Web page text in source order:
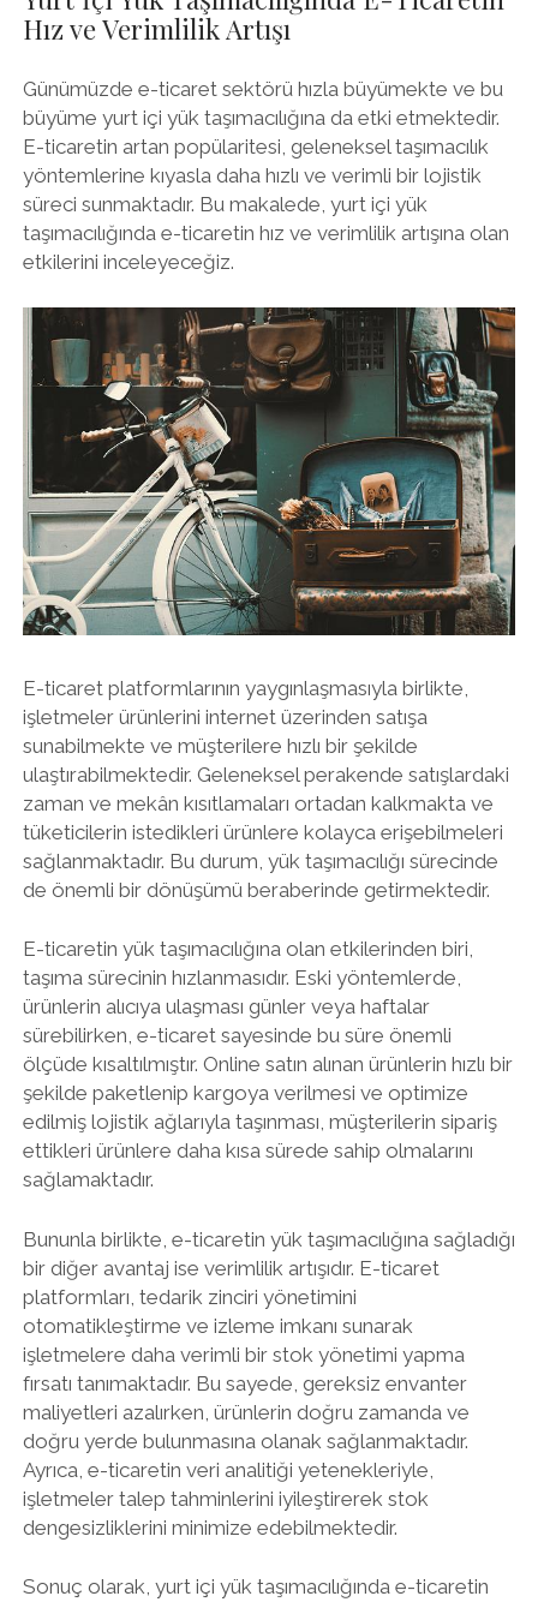
Hız ve Verimlilik Artışı
Günümüzde e-ticaret sektörü hızla büyümekte ve bu
büyüme yurt içi yük taşımacılığına da etki etmektedir.
E-ticaretin artan popülaritesi, geleneksel taşımacılık
yöntemlerine kıyasla daha hızlı ve verimli bir lojistik
süreci sunmaktadır. Bu makalede, yurt içi yük
taşımacılığında e-ticaretin hız ve verimlilik artışına olan
etkilerini inceleyeceğiz.
E-ticaret platformlarının yaygınlaşmasıyla birlikte,
işletmeler ürünlerini internet üzerinden satışa
sunabilmekte ve müşterilere hızlı bir şekilde
ulaştırabilmektedir. Geleneksel perakende satışlardaki
zaman ve mekân kısıtlamaları ortadan kalkmakta ve
tüketicilerin istedikleri ürünlere kolayca erişebilmeleri
sağlanmaktadır. Bu durum, yük taşımacılığı sürecinde
de önemli bir dönüşümü beraberinde getirmektedir.
E-ticaretin yük taşımacılığına olan etkilerinden biri,
taşıma sürecinin hızlanmasıdır. Eski yöntemlerde,
ürünlerin alıcıya ulaşması günler veya haftalar
sürebilirken, e-ticaret sayesinde bu süre önemli
ölçüde kısaltılmıştır. Online satın alınan ürünlerin hızlı bir
şekilde paketlenip kargoya verilmesi ve optimize
edilmiş lojistik ağlarıyla taşınması, müşterilerin sipariş
ettikleri ürünlere daha kısa sürede sahip olmalarını
sağlamaktadır.
Bununla birlikte, e-ticaretin yük taşımacılığına sağladığı
bir diğer avantaj ise verimlilik artışıdır. E-ticaret
platformları, tedarik zinciri yönetimini
otomatikleştirme ve izleme imkanı sunarak
işletmelere daha verimli bir stok yönetimi yapma
fırsatı tanımaktadır. Bu sayede, gereksiz envanter
maliyetleri azalırken, ürünlerin doğru zamanda ve
doğru yerde bulunmasına olanak sağlanmaktadır.
Ayrıca, e-ticaretin veri analitiği yetenekleriyle,
işletmeler talep tahminlerini iyileştirerek stok
dengesizliklerini minimize edebilmektedir.
Sonuç olarak, yurt içi yük taşımacılığında e-ticaretin